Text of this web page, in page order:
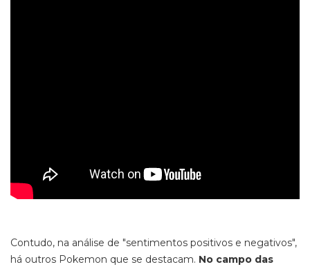
Contudo, na análise de "sentimentos positivos e negativos",
há outros Pokemon que se destacam. No campo das